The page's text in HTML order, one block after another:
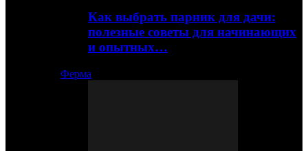
Как выбрать парник для дачи:
полезные советы для начинающих
и опытных…
Ферма